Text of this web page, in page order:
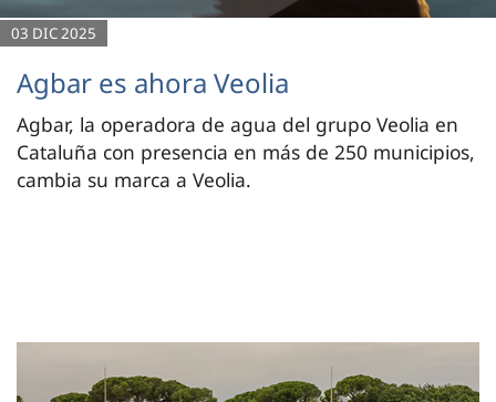
03 DIC 2025
Agbar es ahora Veolia
Agbar, la operadora de agua del grupo Veolia en
Cataluña con presencia en más de 250 municipios,
cambia su marca a Veolia.